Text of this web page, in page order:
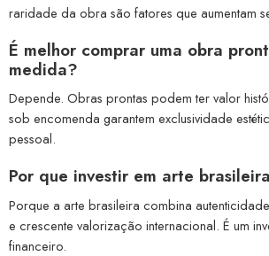
raridade da obra são fatores que aumentam
É melhor comprar uma obra
medida?
Depende. Obras prontas podem ter valor
sob encomenda garantem exclusividade
pessoal.
Por que investir em arte
Porque a arte brasileira combina
e crescente valorização internacional. É um
financeiro.